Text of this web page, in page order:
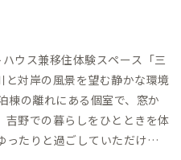
ウス兼移住体験スペース「三
対岸の風景を望む静かな環境
棟の離れにある個室で、窓か
吉野での暮らしをひとときを体
ったりと過ごしていただけれ